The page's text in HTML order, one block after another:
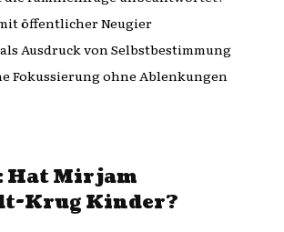
öffentlicher Neugier
Ausdruck von Selbstbestimmung
Fokussierung ohne Ablenkungen
Hat Mirjam
Krug Kinder?